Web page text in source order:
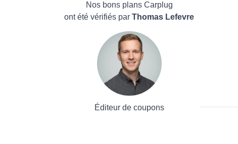
Nos bons plans Carplug
ont été vérifiés parThomas Lefevre
Éditeur de coupons